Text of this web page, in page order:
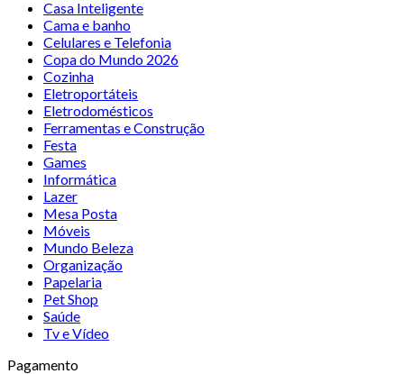
Casa Inteligente
Cama e banho
Celulares e Telefonia
Copa do Mundo 2026
Cozinha
Eletroportáteis
Eletrodomésticos
Ferramentas e Construção
Festa
Games
Informática
Lazer
Mesa Posta
Móveis
Mundo Beleza
Organização
Papelaria
Pet Shop
Saúde
Tv e Vídeo
Pagamento